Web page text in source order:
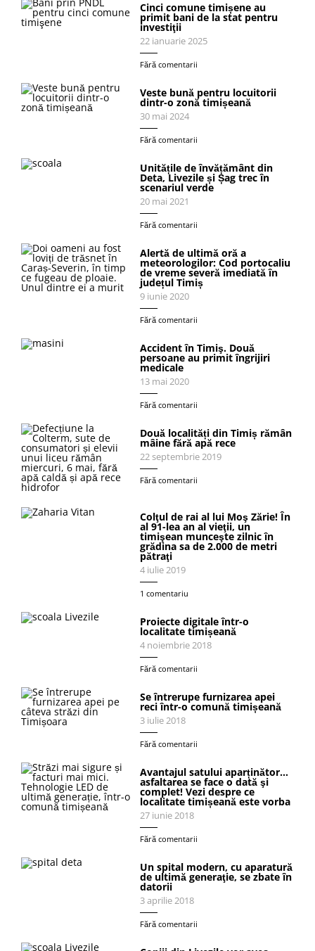
Cinci comune timișene au
primit bani de la stat pentru
investiţii
22 ianuarie 2025
Fără comentarii
Veste bună pentru locuitorii
dintr-o zonă timișeană
30 mai 2024
Fără comentarii
Unitățile de învățământ din
Deta, Livezile și Șag trec în
scenariul verde
20 mai 2021
Fără comentarii
Alertă de ultimă oră a
meteorologilor: Cod portocaliu
de vreme severă imediată în
județul Timiș
9 iunie 2020
Fără comentarii
Accident în Timiş. Două
persoane au primit îngrijiri
medicale
13 mai 2020
Fără comentarii
Două localități din Timiș rămân
mâine fără apă rece
22 septembrie 2019
Fără comentarii
Colţul de rai al lui Moş Zărie! În
al 91-lea an al vieţii, un
timişean munceşte zilnic în
grădina sa de 2.000 de metri
pătraţi
4 iulie 2019
1 comentariu
Proiecte digitale într-o
localitate timișeană
4 noiembrie 2018
Fără comentarii
Se întrerupe furnizarea apei
reci într-o comună timișeană
3 iulie 2018
Fără comentarii
Avantajul satului aparținător…
asfaltarea se face o dată şi
complet! Vezi despre ce
localitate timișeană este vorba
27 iunie 2018
Fără comentarii
Un spital modern, cu aparatură
de ultimă generaţie, se zbate în
datorii
3 aprilie 2018
Fără comentarii